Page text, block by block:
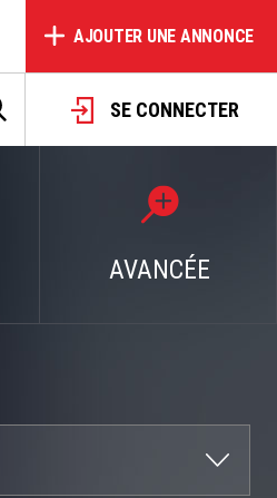
AJOUTER UNE ANNONCE
SE CONNECTER
AVANCÉE